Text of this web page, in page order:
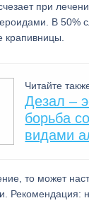
при
В 50%
крапивницы.
Читайте
Дезал –
борьба
видами
то может
Рекомендация: